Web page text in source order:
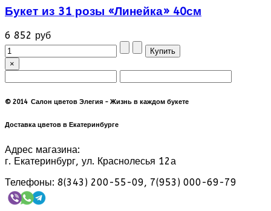
Букет из 31 розы «Линейка» 40см
6 852 руб
×
© 2014 Салон цветов Элегия - Жизнь в каждом букете
Доставка цветов в Екатеринбурге
Адрес магазина:
г. Екатеринбург, ул. Краснолесья 12а
Телефоны: 8(343) 200-55-09, 7(953) 000-69-79